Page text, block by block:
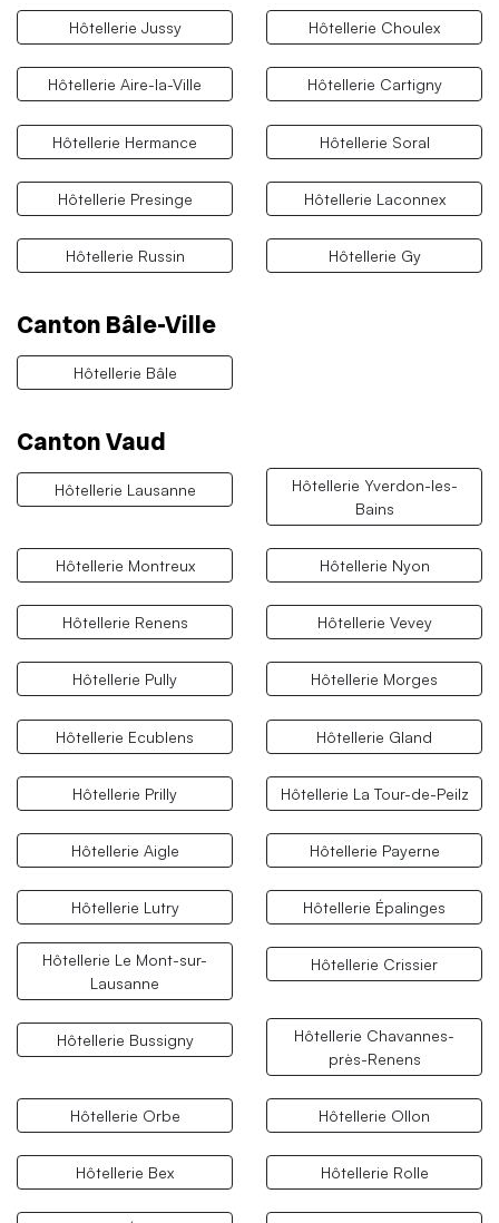
Hôtellerie Jussy Hôtellerie Choulex
Hôtellerie Aire-la-Ville Hôtellerie Cartigny
Hôtellerie Hermance Hôtellerie Soral
Hôtellerie Presinge Hôtellerie Laconnex
Hôtellerie Russin Hôtellerie Gy
Canton Bâle-Ville
Hôtellerie Bâle
Canton Vaud
Hôtellerie Lausanne
Hôtellerie Yverdon-les-
Bains
Hôtellerie Montreux Hôtellerie Nyon
Hôtellerie Renens Hôtellerie Vevey
Hôtellerie Pully Hôtellerie Morges
Hôtellerie Ecublens Hôtellerie Gland
Hôtellerie Prilly Hôtellerie La Tour-de-Peilz
Hôtellerie Aigle Hôtellerie Payerne
Hôtellerie Lutry Hôtellerie Épalinges
Hôtellerie Le Mont-sur-
Lausanne
Hôtellerie Crissier
Hôtellerie Bussigny
Hôtellerie Chavannes-
près-Renens
Hôtellerie Orbe Hôtellerie Ollon
Hôtellerie Bex Hôtellerie Rolle